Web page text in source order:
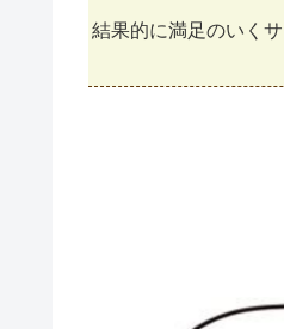
結果的に満足のいく